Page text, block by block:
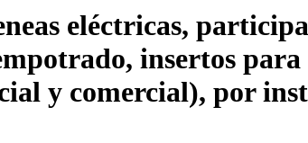
eléctricas,
insertos
y comercial), por